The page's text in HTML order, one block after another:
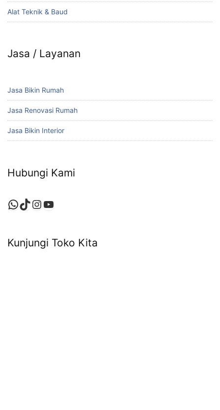
Alat Teknik & Baud
Jasa / Layanan
Jasa Bikin Rumah
Jasa Renovasi Rumah
Jasa Bikin Interior
Hubungi Kami
WhatsApp
TikTok
Instagram
YouTube
Kunjungi Toko Kita